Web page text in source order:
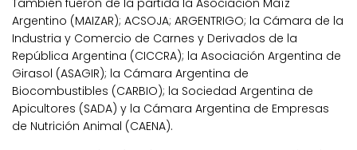
Argentino (MAIZAR); ACSOJA; ARGENTRIGO; la Cámara de la
Industria y Comercio de Carnes y Derivados de la
República Argentina (CICCRA); la Asociación Argentina de
Girasol (ASAGIR); la Cámara Argentina de
Biocombustibles (CARBIO); la Sociedad Argentina de
Apicultores (SADA) y la Cámara Argentina de Empresas
de Nutrición Animal (CAENA).